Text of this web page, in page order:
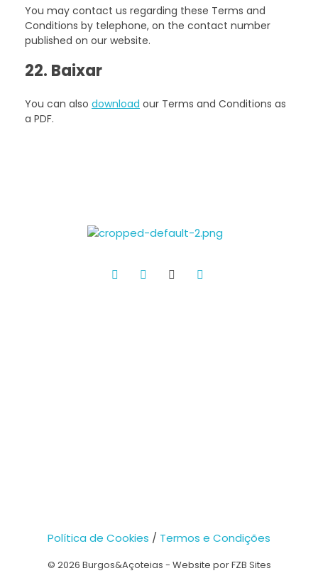
You may contact us regarding these Terms and
Conditions by telephone, on the contact number
published on our website.
22. Baixar
You can also download our Terms and Conditions as
a PDF.
Política de Cookies / Termos e Condições
© 2026 Burgos&Açoteias - Website por FZB Sites